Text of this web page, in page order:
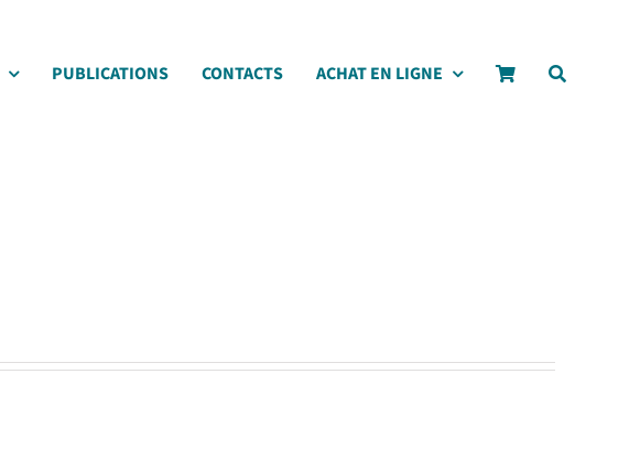
PUBLICATIONS CONTACTS ACHAT EN LIGNE